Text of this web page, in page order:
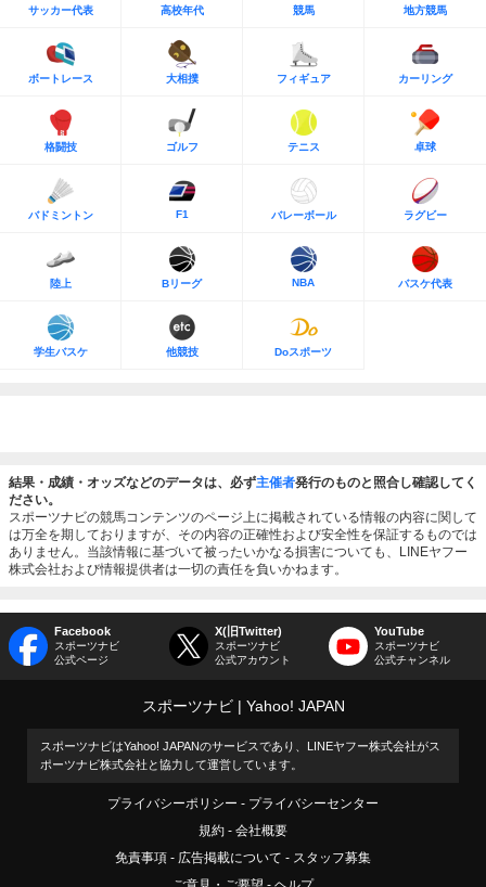
サッカー代表 高校年代 競馬 地方競馬
ボートレース 大相撲 フィギュア カーリング
格闘技 ゴルフ テニス 卓球
バドミントン F1 バレーボール ラグビー
陸上 Bリーグ NBA バスケ代表
学生バスケ 他競技 Doスポーツ
結果・成績・オッズなどのデータは、必ず主催者発行のものと照合し確認してく
ださい。
スポーツナビの競馬コンテンツのページ上に掲載されている情報の内容に関して
は万全を期しておりますが、その内容の正確性および安全性を保証するものでは
ありません。当該情報に基づいて被ったいかなる損害についても、LINEヤフー
株式会社および情報提供者は一切の責任を負いかねます。
Facebook
スポーツナビ
公式ページ
X(旧Twitter)
スポーツナビ
公式アカウント
YouTube
スポーツナビ
公式チャンネル
スポーツナビ Yahoo! JAPAN
スポーツナビはYahoo! JAPANのサービスであり、LINEヤフー株式会社がス
ポーツナビ株式会社と協力して運営しています。
プライバシーポリシー
プライバシーセンター
規約
会社概要
免責事項
広告掲載について
スタッフ募集